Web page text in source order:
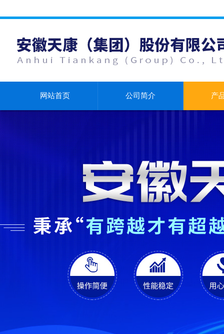
网站首页 公司简介 产